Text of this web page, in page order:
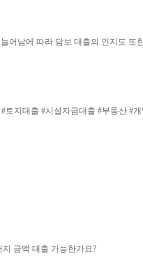
어남에 따라 담보 대출의 인지도 또
토지대출 #시설자금대출 #부동산 #
금액 대출 가능한가요?